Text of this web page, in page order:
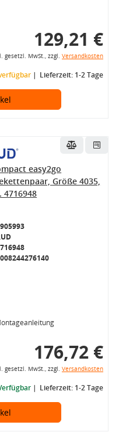
129,21 €
gesetzl. MwSt., zzgl. Versandkosten
Lieferzeit: 1-2 Tage
easy2go
Größe 4035,
4716948
176,72 €
gesetzl. MwSt., zzgl. Versandkosten
Lieferzeit: 1-2 Tage